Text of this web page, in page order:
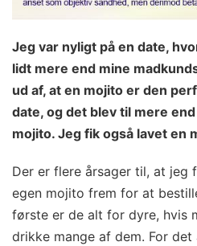
Jeg var nyligt på en date,
lidt mere end mine
ud af, at en mojito er den
date, og det blev til mere
mojito. Jeg fik også lavet en
Der er flere årsager til, at
egen mojito frem for at
første er de alt for dyre, hvis
drikke mange af dem. For det